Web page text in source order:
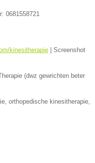
0681558721
kinesitherapie
Screenshot
(dwz gewrichten beter
orthopedische kinesitherapie,